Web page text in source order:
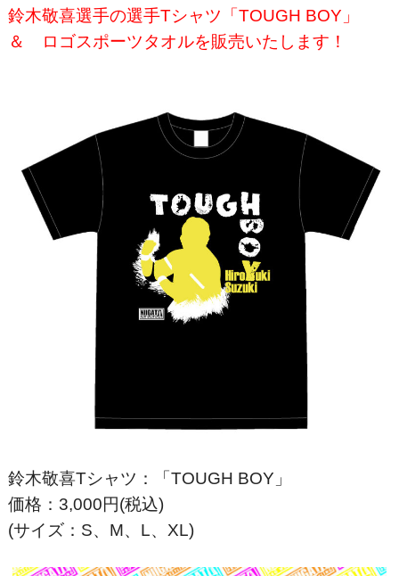
鈴木敬喜選手の選手Tシャツ「TOUGH BOY」
＆ ロゴスポーツタオルを販売いたします！
鈴木敬喜Tシャツ：「TOUGH BOY」
価格：3,000円(税込)
(サイズ：S、M、L、XL)